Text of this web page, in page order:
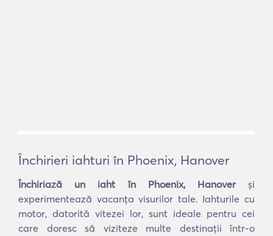
Închirieri iahturi în Phoenix, Hanover
Închiriază un iaht în Phoenix, Hanoverși
experimentează vacanța visurilor tale. Iahturile cu
motor, datorită vitezei lor, sunt ideale pentru cei
care doresc să viziteze multe destinații într-o